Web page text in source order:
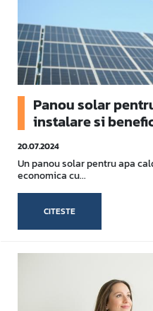
Panou solar
instalare si
20.07.2024
Un panou solar pentru apa
economica cu...
CITESTE